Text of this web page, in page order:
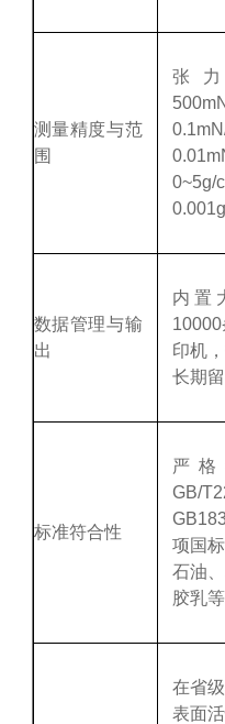
测量精度与范
围
张
0~5g/
数据管理与输
出
内置
10000
印机
长期留
标准符合性
严格
GB/
项国
石油
胶乳
在省
表面